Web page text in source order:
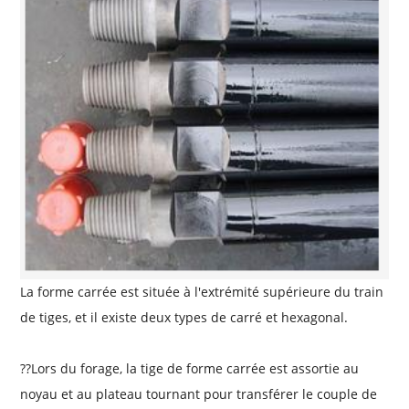
La forme carrée est située à l'extrémité supérieure du train
de tiges, et il existe deux types de carré et hexagonal.
??Lors du forage, la tige de forme carrée est assortie au
noyau et au plateau tournant pour transférer le couple de